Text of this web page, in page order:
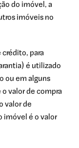
do imóvel, a
imóveis no
para
é utilizado
ou em alguns
o valor de compra
valor de
imóvel é o valor